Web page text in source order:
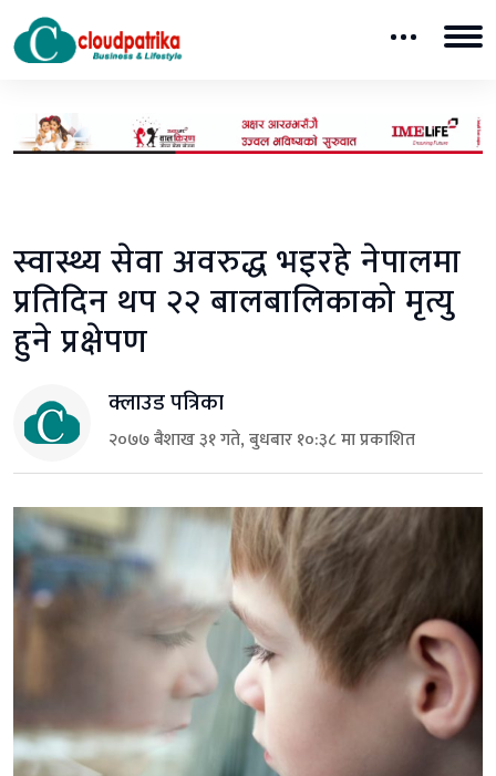
स्वास्थ्य सेवा अवरुद्ध भइरहे नेपालमा
प्रतिदिन थप २२ बालबालिकाको मृत्यु
हुने प्रक्षेपण
क्लाउड पत्रिका
२०७७ बैशाख ३१ गते, बुधबार १०:३८ मा प्रकाशित